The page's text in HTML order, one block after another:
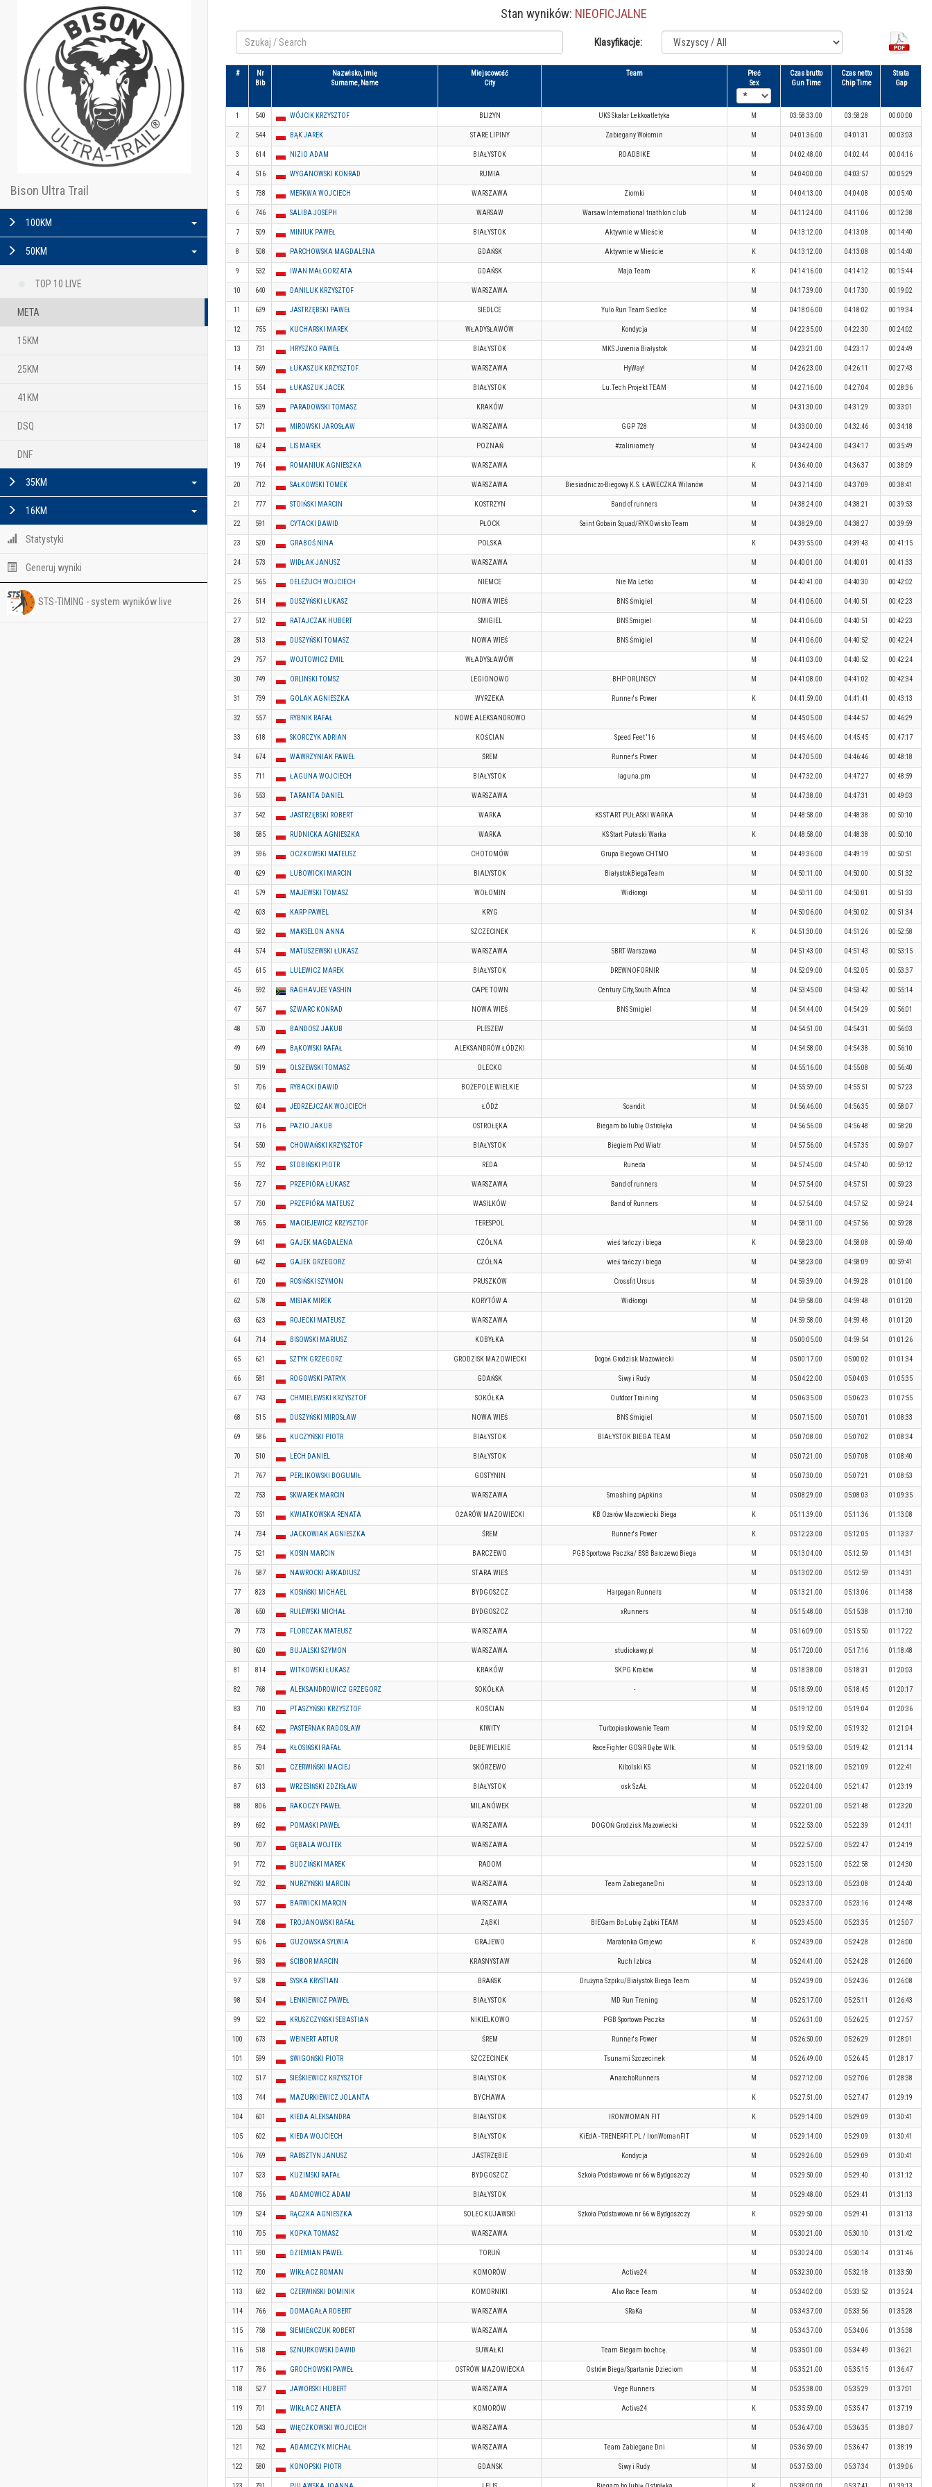
Bison Ultra Trail
100KM
50KM
TOP 10 LIVE
META
15KM
25KM
41KM
DSQ
DNF
35KM
16KM
Statystyki
Generuj wyniki
STS-TIMING - system wyników live
Stan wyników: NIEOFICJALNE
Klasyfikacje:
#
Nr
Bib
Nazwisko, imię
Surname, Name
Miejscowość
City
Team
Płeć
Sex
Czas brutto
Gun Time
Czas netto
Chip Time
Strata
Gap
1 540 WÓJCIK KRZYSZTOF BLIŻYN UKS Skalar Lekkoatletyka M 03:58:33.00 03:58:28 00:00:00
2 544 BĄK JAREK STARE LIPINY Zabiegany Wołomin M 04:01:36.00 04:01:31 00:03:03
3 614 NIZIO ADAM BIAŁYSTOK ROADBIKE M 04:02:48.00 04:02:44 00:04:16
4 516 WYGANOWSKI KONRAD RUMIA M 04:04:00.00 04:03:57 00:05:29
5 738 MERKWA WOJCIECH WARSZAWA Ziomki M 04:04:13.00 04:04:08 00:05:40
6 746 SALIBA JOSEPH WARSAW Warsaw International triathlon club M 04:11:24.00 04:11:06 00:12:38
7 509 MINIUK PAWEŁ BIAŁYSTOK Aktywnie w Mieście M 04:13:12.00 04:13:08 00:14:40
8 508 PARCHOWSKA MAGDALENA GDAŃSK Aktywnie w Mieście K 04:13:12.00 04:13:08 00:14:40
9 532 IWAN MAŁGORZATA GDAŃSK Maja Team K 04:14:16.00 04:14:12 00:15:44
10 640 DANILUK KRZYSZTOF WARSZAWA M 04:17:39.00 04:17:30 00:19:02
11 639 JASTRZĘBSKI PAWEŁ SIEDLCE Yulo Run Team Siedlce M 04:18:06.00 04:18:02 00:19:34
12 755 KUCHARSKI MAREK WŁADYSŁAWÓW Kondycja M 04:22:35.00 04:22:30 00:24:02
13 731 HRYSZKO PAWEŁ BIAŁYSTOK MKS Juvenia Białystok M 04:23:21.00 04:23:17 00:24:49
14 569 ŁUKASZUK KRZYSZTOF WARSZAWA HyWay! M 04:26:23.00 04:26:11 00:27:43
15 554 ŁUKASZUK JACEK BIAŁYSTOK Lu.Tech Projekt TEAM M 04:27:16.00 04:27:04 00:28:36
16 539 PARADOWSKI TOMASZ KRAKÓW M 04:31:30.00 04:31:29 00:33:01
17 571 MIROWSKI JAROSŁAW WARSZAWA GGP 728 M 04:33:00.00 04:32:46 00:34:18
18 624 LIS MAREK POZNAŃ #zaliniamety M 04:34:24.00 04:34:17 00:35:49
19 764 ROMANIUK AGNIESZKA WARSZAWA K 04:36:40.00 04:36:37 00:38:09
20 712 SAŁKOWSKI TOMEK WARSZAWA Biesiadniczo-Biegowy K.S. ŁAWECZKA Wilanów M 04:37:14.00 04:37:09 00:38:41
21 777 STOIŃSKI MARCIN KOSTRZYN Band of runners M 04:38:24.00 04:38:21 00:39:53
22 591 CYTACKI DAWID PŁOCK Saint Gobain Squad/RYKOwisko Team M 04:38:29.00 04:38:27 00:39:59
23 520 GRABOŚ NINA POLSKA K 04:39:55.00 04:39:43 00:41:15
24 573 WIDŁAK JANUSZ WARSZAWA M 04:40:01.00 04:40:01 00:41:33
25 565 DELEŻUCH WOJCIECH NIEMCE Nie Ma Letko M 04:40:41.00 04:40:30 00:42:02
26 514 DUSZYŃSKI ŁUKASZ NOWA WIEŚ BNS Śmigiel M 04:41:06.00 04:40:51 00:42:23
27 512 RATAJCZAK HUBERT SMIGIEL BNS Smigiel M 04:41:06.00 04:40:51 00:42:23
28 513 DUSZYŃSKI TOMASZ NOWA WIEŚ BNS Śmigiel M 04:41:06.00 04:40:52 00:42:24
29 757 WOJTOWICZ EMIL WŁADYSŁAWÓW M 04:41:03.00 04:40:52 00:42:24
30 749 ORLINSKI TOMSZ LEGIONOWO BHP ORLINSCY M 04:41:08.00 04:41:02 00:42:34
31 739 GOLAK AGNIESZKA WYRZEKA Runner's Power K 04:41:59.00 04:41:41 00:43:13
32 557 RYBNIK RAFAŁ NOWE ALEKSANDROWO M 04:45:05.00 04:44:57 00:46:29
33 618 SKORCZYK ADRIAN KOŚCIAN Speed Feet '16 M 04:45:46.00 04:45:45 00:47:17
34 674 WAWRZYNIAK PAWEŁ ŚREM Runner's Power M 04:47:05.00 04:46:46 00:48:18
35 711 ŁAGUNA WOJCIECH BIAŁYSTOK laguna.pm M 04:47:32.00 04:47:27 00:48:59
36 553 TARANTA DANIEL WARSZAWA M 04:47:38.00 04:47:31 00:49:03
37 542 JASTRZĘBSKI ROBERT WARKA KS START PUŁASKI WARKA M 04:48:58.00 04:48:38 00:50:10
38 585 RUDNICKA AGNIESZKA WARKA KS Start Pułaski Warka K 04:48:58.00 04:48:38 00:50:10
39 596 OCZKOWSKI MATEUSZ CHOTOMÓW Grupa Biegowa CHTMO M 04:49:36.00 04:49:19 00:50:51
40 629 LUBOWICKI MARCIN BIALYSTOK BiałystokBiegaTeam M 04:50:11.00 04:50:00 00:51:32
41 579 MAJEWSKI TOMASZ WOŁOMIN Widłorogi M 04:50:11.00 04:50:01 00:51:33
42 603 KARP PAWEL KRYG M 04:50:06.00 04:50:02 00:51:34
43 582 MAKSELON ANNA SZCZECINEK K 04:51:30.00 04:51:26 00:52:58
44 574 MATUSZEWSKI ŁUKASZ WARSZAWA SBRT Warszawa M 04:51:43.00 04:51:43 00:53:15
45 615 LULEWICZ MAREK BIAŁYSTOK DREWNOFORNIR M 04:52:09.00 04:52:05 00:53:37
46 592 RAGHAVJEE YASHIN CAPE TOWN Century City, South Africa M 04:53:45.00 04:53:42 00:55:14
47 567 SZWARC KONRAD NOWA WIEŚ BNS Smigiel M 04:54:44.00 04:54:29 00:56:01
48 570 BANDOSZ JAKUB PLESZEW M 04:54:51.00 04:54:31 00:56:03
49 649 BĄKOWSKI RAFAŁ ALEKSANDRÓW ŁÓDZKI M 04:54:58.00 04:54:38 00:56:10
50 519 OLSZEWSKI TOMASZ OLECKO M 04:55:16.00 04:55:08 00:56:40
51 706 RYBACKI DAWID BOŻEPOLE WIELKIE M 04:55:59.00 04:55:51 00:57:23
52 604 JEDRZEJCZAK WOJCIECH ŁÓDŹ Scandit M 04:56:46.00 04:56:35 00:58:07
53 716 PAZIO JAKUB OSTROŁĘKA Biegam bo lubię Ostrołęka M 04:56:56.00 04:56:48 00:58:20
54 550 CHOWAŃSKI KRZYSZTOF BIAŁYSTOK Biegiem Pod Wiatr M 04:57:56.00 04:57:35 00:59:07
55 792 STOBIŃSKI PIOTR REDA Runeda M 04:57:45.00 04:57:40 00:59:12
56 727 PRZEPIÓRA ŁUKASZ WARSZAWA Band of runners M 04:57:54.00 04:57:51 00:59:23
57 730 PRZEPIÓRA MATEUSZ WASILKÓW Band of Runners M 04:57:54.00 04:57:52 00:59:24
58 765 MACIEJEWICZ KRZYSZTOF TERESPOL M 04:58:11.00 04:57:56 00:59:28
59 641 GAJEK MAGDALENA CZÓŁNA wieś tańczy i biega K 04:58:23.00 04:58:08 00:59:40
60 642 GAJEK GRZEGORZ CZÓŁNA wieś tańczy i biega M 04:58:23.00 04:58:09 00:59:41
61 720 ROSIŃSKI SZYMON PRUSZKÓW Crossfit Ursus M 04:59:39.00 04:59:28 01:01:00
62 578 MISIAK MIREK KORYTÓW A Widłorogi M 04:59:58.00 04:59:48 01:01:20
63 623 ROJECKI MATEUSZ WARSZAWA M 04:59:58.00 04:59:48 01:01:20
64 714 BISOWSKI MARIUSZ KOBYŁKA M 05:00:05.00 04:59:54 01:01:26
65 621 SZTYK GRZEGORZ GRODZISK MAZOWIECKI Dogoń Grodzisk Mazowiecki M 05:00:17.00 05:00:02 01:01:34
66 581 ROGOWSKI PATRYK GDAŃSK Siwy i Rudy M 05:04:22.00 05:04:03 01:05:35
67 743 CHMIELEWSKI KRZYSZTOF SOKÓŁKA Outdoor Training M 05:06:35.00 05:06:23 01:07:55
68 515 DUSZYŃSKI MIROSŁAW NOWA WIEŚ BNS Śmigiel M 05:07:15.00 05:07:01 01:08:33
69 586 KUCZYŃSKI PIOTR BIAŁYSTOK BIAŁYSTOK BIEGA TEAM M 05:07:08.00 05:07:02 01:08:34
70 510 LECH DANIEL BIAŁYSTOK M 05:07:21.00 05:07:08 01:08:40
71 767 PERLIKOWSKI BOGUMIŁ GOSTYNIN M 05:07:30.00 05:07:21 01:08:53
72 753 SKWAREK MARCIN WARSZAWA Smashing pĄpkins M 05:08:29.00 05:08:03 01:09:35
73 551 KWIATKOWSKA RENATA OŻARÓW MAZOWIECKI KB Ożarów Mazowiecki Biega K 05:11:39.00 05:11:36 01:13:08
74 734 JACKOWIAK AGNIESZKA ŚREM Runner's Power K 05:12:23.00 05:12:05 01:13:37
75 521 KOSIN MARCIN BARCZEWO PGB Sportowa Paczka/ BSB Barczewo Biega M 05:13:04.00 05:12:59 01:14:31
76 587 NAWROCKI ARKADIUSZ STARA WIEŚ M 05:13:02.00 05:12:59 01:14:31
77 823 KOSIŃSKI MICHAEL BYDGOSZCZ Harpagan Runners M 05:13:21.00 05:13:06 01:14:38
78 650 RULEWSKI MICHAŁ BYDGOSZCZ xRunners M 05:15:48.00 05:15:38 01:17:10
79 773 FLORCZAK MATEUSZ WARSZAWA M 05:16:09.00 05:15:50 01:17:22
80 620 BUJALSKI SZYMON WARSZAWA studiokawy.pl M 05:17:20.00 05:17:16 01:18:48
81 814 WITKOWSKI ŁUKASZ KRAKÓW SKPG Kraków M 05:18:38.00 05:18:31 01:20:03
82 768 ALEKSANDROWICZ GRZEGORZ SOKÓŁKA - M 05:18:59.00 05:18:45 01:20:17
83 710 PTASZYŃSKI KRZYSZTOF KOŚCIAN M 05:19:12.00 05:19:04 01:20:36
84 652 PASTERNAK RADOSLAW KIWITY Turbopiaskowanie Team M 05:19:52.00 05:19:32 01:21:04
85 794 KŁOSIŃSKI RAFAŁ DĘBE WIELKIE RaceFighter GOSiR Dębe Wlk. M 05:19:53.00 05:19:42 01:21:14
86 501 CZERWIŃSKI MACIEJ SKÓRZEWO Kibolski KS M 05:21:18.00 05:21:09 01:22:41
87 613 WRZESIŃSKI ZDZISŁAW BIAŁYSTOK osk SzAŁ M 05:22:04.00 05:21:47 01:23:19
88 806 RAKOCZY PAWEŁ MILANÓWEK M 05:22:01.00 05:21:48 01:23:20
89 692 POMASKI PAWEŁ WARSZAWA DOGOŃ Grodzisk Mazowiecki M 05:22:53.00 05:22:39 01:24:11
90 707 GĘBALA WOJTEK WARSZAWA M 05:22:57.00 05:22:47 01:24:19
91 772 BUDZIŃSKI MAREK RADOM M 05:23:15.00 05:22:58 01:24:30
92 732 NURZYŃSKI MARCIN WARSZAWA Team ZabieganeDni M 05:23:13.00 05:23:08 01:24:40
93 577 BARWICKI MARCIN WARSZAWA M 05:23:37.00 05:23:16 01:24:48
94 708 TROJANOWSKI RAFAŁ ZĄBKI BIEGam Bo Lubię Ząbki TEAM M 05:23:45.00 05:23:35 01:25:07
95 606 GUZOWSKA SYLWIA GRAJEWO Maratonka Grajewo K 05:24:39.00 05:24:28 01:26:00
96 593 ŚCIBOR MARCIN KRASNYSTAW Ruch Izbica M 05:24:41.00 05:24:28 01:26:00
97 528 SYSKA KRYSTIAN BRAŃSK Drużyna Szpiku/Białystok Biega Team M 05:24:39.00 05:24:36 01:26:08
98 504 LENKIEWICZ PAWEŁ BIAŁYSTOK MD Run Trening M 05:25:17.00 05:25:11 01:26:43
99 522 KRUSZCZYŃSKI SEBASTIAN NIKIELKOWO PGB Sportowa Paczka M 05:26:31.00 05:26:25 01:27:57
100 673 WEINERT ARTUR ŚREM Runner's Power M 05:26:50.00 05:26:29 01:28:01
101 599 ŚWIGOŃSKI PIOTR SZCZECINEK Tsunami Szczecinek M 05:26:49.00 05:26:45 01:28:17
102 517 SIEŚKIEWICZ KRZYSZTOF BIAŁYSTOK AnarchoRunners M 05:27:12.00 05:27:06 01:28:38
103 744 MAZURKIEWICZ JOLANTA BYCHAWA K 05:27:51.00 05:27:47 01:29:19
104 601 KIEDA ALEKSANDRA BIAŁYSTOK IRONWOMAN FIT K 05:29:14.00 05:29:09 01:30:41
105 602 KIEDA WOJCIECH BIAŁYSTOK KiEdA - TRENERFIT.PL / IronWomanFIT M 05:29:14.00 05:29:09 01:30:41
106 769 RABSZTYN JANUSZ JASTRZĘBIE Kondycja M 05:29:26.00 05:29:09 01:30:41
107 523 KUZIMSKI RAFAŁ BYDGOSZCZ Szkoła Podstawowa nr 66 w Bydgoszczy M 05:29:50.00 05:29:40 01:31:12
108 756 ADAMOWICZ ADAM BIAŁYSTOK M 05:29:48.00 05:29:41 01:31:13
109 524 RĄCZKA AGNIESZKA SOLEC KUJAWSKI Szkoła Podstawowa nr 66 w Bydgoszczy K 05:29:50.00 05:29:41 01:31:13
110 705 KOPKA TOMASZ WARSZAWA M 05:30:21.00 05:30:10 01:31:42
111 590 DZIEMIAN PAWEŁ TORUŃ M 05:30:24.00 05:30:14 01:31:46
112 700 WIKŁACZ ROMAN KOMORÓW Activa24 M 05:32:30.00 05:32:18 01:33:50
113 682 CZERWIŃSKI DOMINIK KOMORNIKI Alvo Race Team M 05:34:02.00 05:33:52 01:35:24
114 766 DOMAGAŁA ROBERT WARSZAWA SRaKa M 05:34:37.00 05:33:56 01:35:28
115 758 SIEMIEŃCZUK ROBERT WARSZAWA M 05:34:37.00 05:34:06 01:35:38
116 518 SZNURKOWSKI DAWID SUWAŁKI Team Biegam bo chcę. M 05:35:01.00 05:34:49 01:36:21
117 786 GROCHOWSKI PAWEŁ OSTRÓW MAZOWIECKA Ostrów Biega/Spartanie Dzieciom M 05:35:21.00 05:35:15 01:36:47
118 527 JAWORSKI HUBERT WARSZAWA Vege Runners M 05:35:38.00 05:35:29 01:37:01
119 701 WIKŁACZ ANETA KOMORÓW Activa24 K 05:35:59.00 05:35:47 01:37:19
120 543 WIĘCZKOWSKI WOJCIECH WARSZAWA M 05:36:47.00 05:36:35 01:38:07
121 762 ADAMCZYK MICHAŁ WARSZAWA Team Zabiegane Dni M 05:36:59.00 05:36:47 01:38:19
122 580 KONOPSKI PIOTR GDANSK Siwy i Rudy M 05:37:53.00 05:37:34 01:39:06